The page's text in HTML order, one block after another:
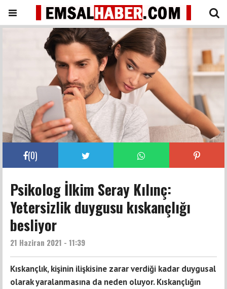
(0)
Psikolog İlkim Seray Kılınç:
Yetersizlik duygusu kıskançlığı
besliyor
21 Haziran 2021 - 11:39
Kıskançlık, kişinin ilişkisine zarar verdiği kadar duygusal
olarak yaralanmasına da neden oluyor. Kıskançlığın